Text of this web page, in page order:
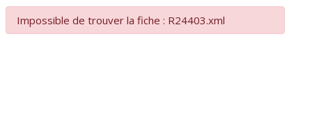
Impossible de trouver la fiche : R24403.xml